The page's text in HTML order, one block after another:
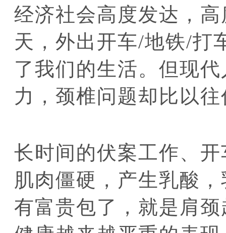
经济社会高度发达，
天，外出开车/地铁/打
了我们的生活。但现
力，颈椎问题却比以
长时间的伏案工作、
肌肉僵硬，产生乳酸
有富贵包了，就是肩